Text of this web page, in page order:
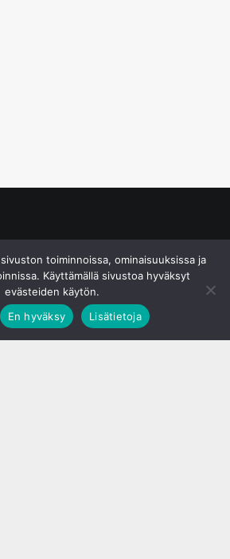
toiminnoissa, ominaisuuksissa ja
Käyttämällä sivustoa hyväksyt
evästeiden käytön.
En hyväksy Lisätietoja